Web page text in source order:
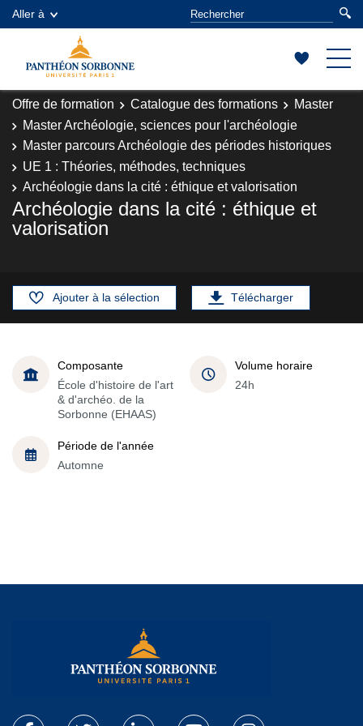
Aller à
Offre de formation Catalogue des formations
Master
Master Archéologie, sciences pour l'archéologie
Master parcours Archéologie des périodes historiques
UE 1 : Théories, méthodes, techniques
Archéologie dans la cité : éthique et valorisation
Archéologie dans la cité : éthique et
valorisation
Ajouter à la sélection Télécharger
Composante
École d'histoire de l'art
& d'archéo. de la
Sorbonne (EHAAS)
Volume horaire
24h
Période de l'année
Automne